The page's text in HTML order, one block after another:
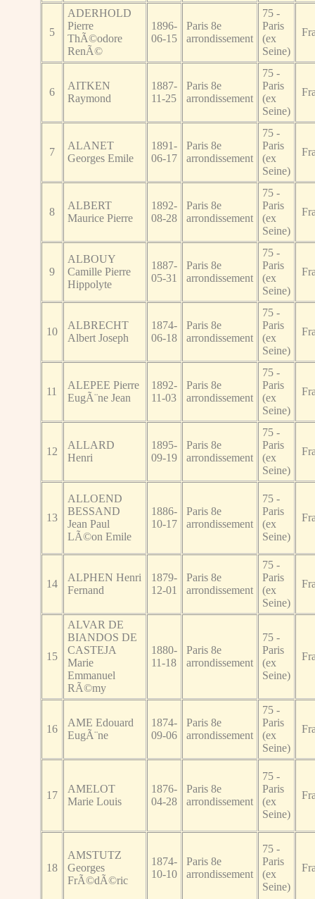
5
ADERHOLD
Pierre
ThÃ©odore
RenÃ©
1896-
06-15
Paris 8e
arrondissement
75 -
Paris
(ex
Seine)
6
AITKEN
Raymond
1887-
11-25
Paris 8e
arrondissement
75 -
Paris
(ex
Seine)
7
ALANET
Georges Emile
1891-
06-17
Paris 8e
arrondissement
75 -
Paris
(ex
Seine)
8
ALBERT
Maurice Pierre
1892-
08-28
Paris 8e
arrondissement
75 -
Paris
(ex
Seine)
9
ALBOUY
Camille Pierre
Hippolyte
1887-
05-31
Paris 8e
arrondissement
75 -
Paris
(ex
Seine)
10
ALBRECHT
Albert Joseph
1874-
06-18
Paris 8e
arrondissement
75 -
Paris
(ex
Seine)
11
ALEPEE Pierre
EugÃ¨ne Jean
1892-
11-03
Paris 8e
arrondissement
75 -
Paris
(ex
Seine)
12
ALLARD
Henri
1895-
09-19
Paris 8e
arrondissement
75 -
Paris
(ex
Seine)
13
ALLOEND
BESSAND
Jean Paul
LÃ©on Emile
1886-
10-17
Paris 8e
arrondissement
75 -
Paris
(ex
Seine)
14
ALPHEN Henri
Fernand
1879-
12-01
Paris 8e
arrondissement
75 -
Paris
(ex
Seine)
15
ALVAR DE
BIANDOS DE
CASTEJA
Marie
Emmanuel
RÃ©my
1880-
11-18
Paris 8e
arrondissement
75 -
Paris
(ex
Seine)
16
AME Edouard
EugÃ¨ne
1874-
09-06
Paris 8e
arrondissement
75 -
Paris
(ex
Seine)
17
AMELOT
Marie Louis
1876-
04-28
Paris 8e
arrondissement
75 -
Paris
(ex
Seine)
18
AMSTUTZ
Georges
FrÃ©dÃ©ric
1874-
10-10
Paris 8e
arrondissement
75 -
Paris
(ex
Seine)